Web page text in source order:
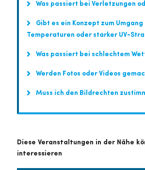
Was passiert bei Verletzungen
Gibt es ein Konzept zum Umgang
Temperaturen oder starker UV-
Was passiert bei schlechtem
Werden Fotos oder Videos
Muss ich den Bildrechten
Diese Veranstaltungen in der Nähe
interessieren